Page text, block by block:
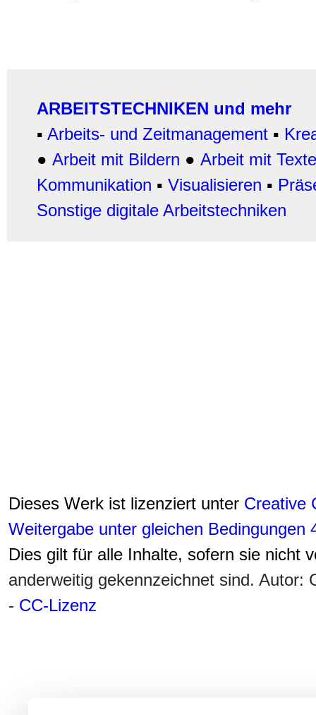
ARBEITSTECHNIKEN und mehr
▪ Arbeits- und Zeitmanagement ▪
● Arbeit mit Bildern ● Arbeit mit
Kommunikation ▪ Visualisieren ▪
Sonstige digitale Arbeitstechniken
Dieses Werk ist lizenziert unter Creative
Weitergabe unter gleichen
Dies gilt für alle Inhalte, sofern sie nicht
anderweitig gekennzeichnet sind. Autor:
- CC-Lizenz